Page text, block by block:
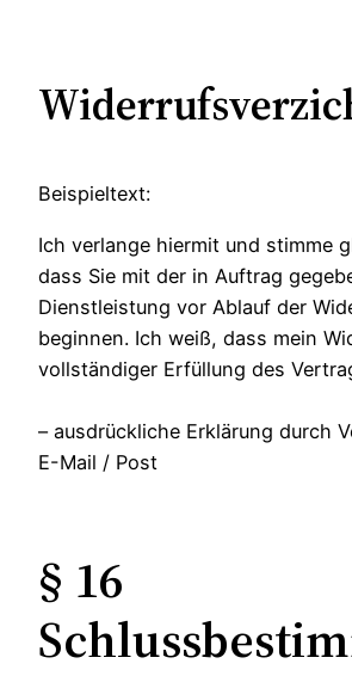
Beispieltext:
Ich verlange hiermit und stimme
dass Sie mit der in Auftrag
Dienstleistung vor Ablauf der
beginnen. Ich weiß, dass mein
vollständiger Erfüllung des
– ausdrückliche Erklärung durch
E-Mail / Post
§ 16